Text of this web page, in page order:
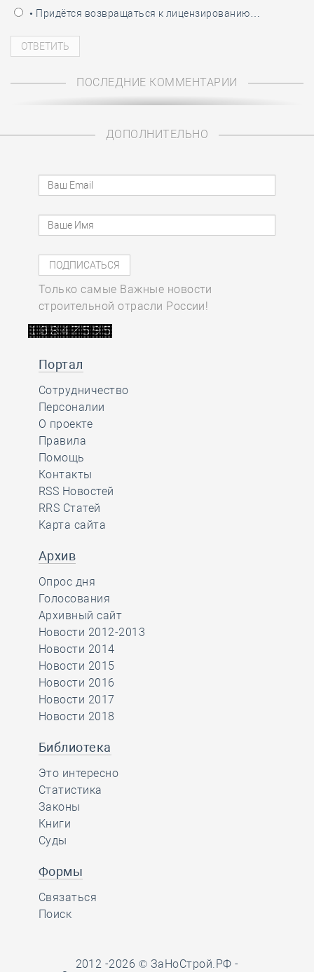
• Придётся возвращаться к лицензированию…
ПОСЛЕДНИЕ КОММЕНТАРИИ
ДОПОЛНИТЕЛЬНО
Только самые Важные новости
строительной отрасли России!
Портал
Сотрудничество
Персоналии
О проекте
Правила
Помощь
Контакты
RSS Новостей
RRS Статей
Карта сайта
Архив
Опрос дня
Голосования
Архивный сайт
Новости 2012-2013
Новости 2014
Новости 2015
Новости 2016
Новости 2017
Новости 2018
Библиотека
Это интересно
Статистика
Законы
Книги
Суды
Формы
Связаться
Поиск
2012 -2026 © ЗаНоСтрой.РФ -